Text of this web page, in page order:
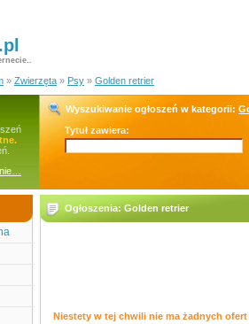
» Zwierzęta » Psy » Golden retrier
Wyszukiwanie ogłoszeń w kategorii:
Tytuł zawiera:
Ogłoszenia: Golden retrier
Niestety w tej chwili nie ma żadnych